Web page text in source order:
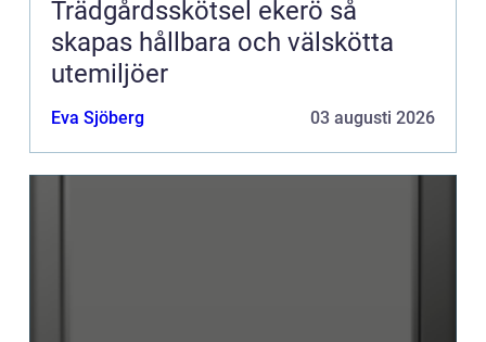
Trädgårdsskötsel ekerö så
skapas hållbara och välskötta
utemiljöer
Eva Sjöberg 03 augusti 2026